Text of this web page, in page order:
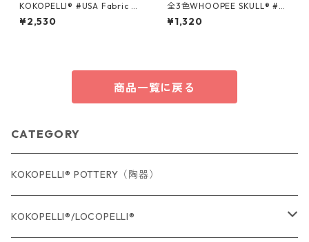
KOKOPELLI® #USA Fabric se
ries ＃65 /Mサイズ
¥2,530
全3色WHOOPEE SKULL® #N
eon Border /Sサイズ
¥1,320
商品一覧に戻る
CATEGORY
KOKOPELLI® POTTERY（陶器）
KOKOPELLI®/LOCOPELLI®